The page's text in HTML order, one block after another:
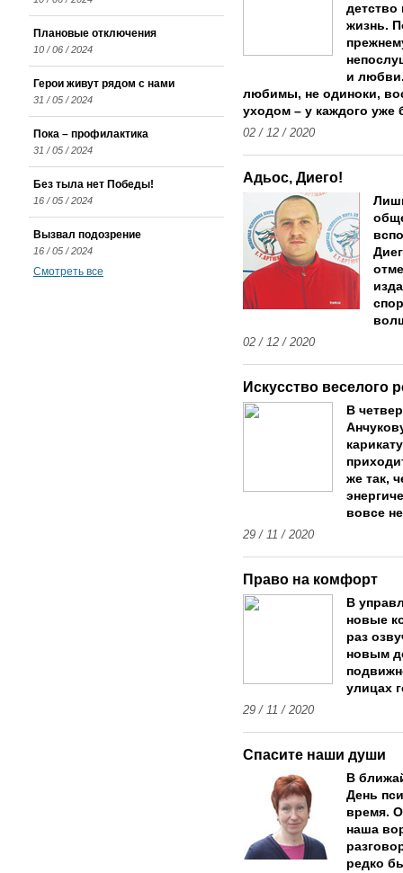
детство
жизнь.
и
любимы, не одиноки,
уходом – у каждого уже
02 / 12 / 2020
Адьос, Диего!
02 / 12 / 2020
Искусство веселого
В
же так,
вовсе
29 / 11 / 2020
Право на комфорт
В
новые
раз
новым
улицах
29 / 11 / 2020
Спасите наши души
В
День
время.
наша
редко
Плановые отключения
10 / 06 / 2024
Герои живут рядом с нами
31 / 05 / 2024
Пока – профилактика
31 / 05 / 2024
Без тыла нет Победы!
16 / 05 / 2024
Вызвал подозрение
16 / 05 / 2024
Смотреть все